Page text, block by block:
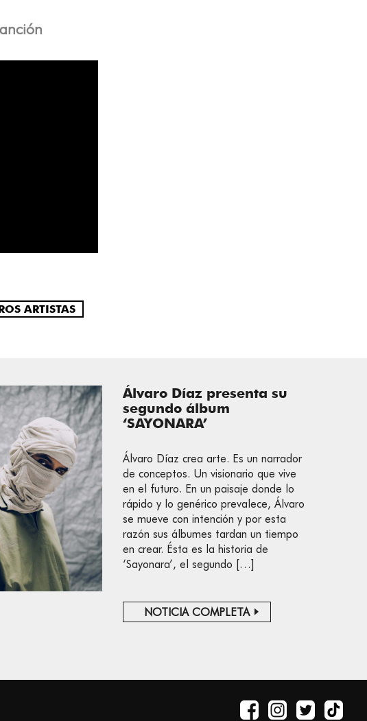
ARTISTAS
Álvaro Díaz presenta su
segundo álbum
‘SAYONARA’
Álvaro Díaz crea arte. Es un narrador
de conceptos. Un visionario que vive
en el futuro. En un paisaje donde lo
rápido y lo genérico prevalece, Álvaro
se mueve con intención y por esta
razón sus álbumes tardan un tiempo
en crear. Ésta es la historia de
‘Sayonara’, el segundo […]
NOTICIA COMPLETA